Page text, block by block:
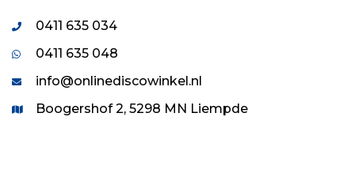
0411 635 034
0411 635 048
info@onlinediscowinkel.nl
Boogershof 2, 5298 MN Liempde